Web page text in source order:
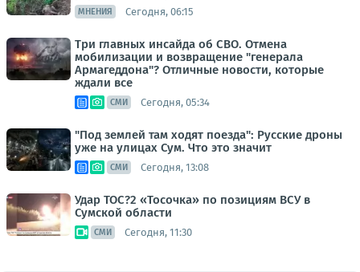
МНЕНИЯ Сегодня, 06:15
Три главных инсайда об СВО. Отмена
мобилизации и возвращение "генерала
Армагеддона"? Отличные новости, которые
ждали все
СМИ Сегодня, 05:34
"Под землей там ходят поезда": Русские дроны
уже на улицах Сум. Что это значит
СМИ Сегодня, 13:08
Удар ТОС?2 «Тосочка» по позициям ВСУ в
Сумской области
СМИ Сегодня, 11:30